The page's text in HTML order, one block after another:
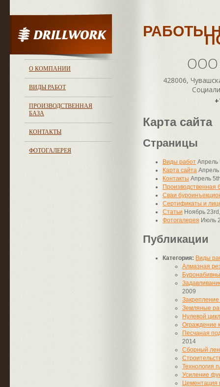
О КОМПАНИИ
ВИДЫ РАБОТ
ПРОИЗВОДСТВЕННАЯ
БАЗА
КОНТАКТЫ
ФОТОГАЛЕРЕЯ
РАБОТЫ
ООО
428006,
Карта сайта
Страницы
Виды работ Апрель
Карта сайта Апрель
Контакты Апрель
Производственная
Сваи
Сертификаты и
Статьи Ноябрь
Фотогалерея Июль
Публикации
Категория: Виды
Алмазная
2009
Закрепление
Земляные
Нулевой
Ограждение
Песчаная
2014
Сборный
Технология
Усиление
Цементация